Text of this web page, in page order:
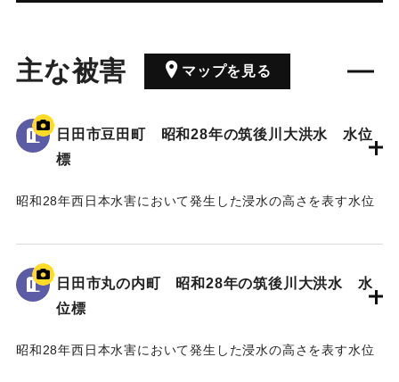
主な被害 マップを見る
日田市豆田町 昭和28年の筑後川大洪水 水位
標
昭和28年西日本水害において発生した浸水の高さを表す水位
地面から75cmの位置に水位が示されている。
｜固有コード: 005430111
日田市丸の内町 昭和28年の筑後川大洪水 水
位標
昭和28年西日本水害において発生した浸水の高さを表す水位